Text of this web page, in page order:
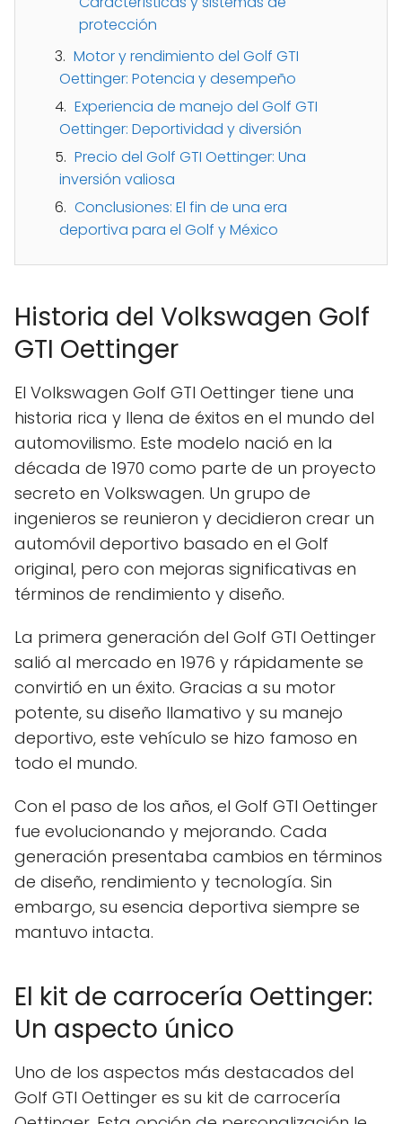
protección
Motor y rendimiento del Golf GTI
Oettinger: Potencia y desempeño
Experiencia de manejo del Golf GTI
Oettinger: Deportividad y diversión
Precio del Golf GTI Oettinger: Una
inversión valiosa
Conclusiones: El fin de una era
deportiva para el Golf y México
Historia del Volkswagen Golf
GTI Oettinger
El Volkswagen Golf GTI Oettinger tiene una
historia rica y llena de éxitos en el mundo del
automovilismo. Este modelo nació en la
década de 1970 como parte de un proyecto
secreto en Volkswagen. Un grupo de
ingenieros se reunieron y decidieron crear un
automóvil deportivo basado en el Golf
original, pero con mejoras significativas en
términos de rendimiento y diseño.
La primera generación del Golf GTI Oettinger
salió al mercado en 1976 y rápidamente se
convirtió en un éxito. Gracias a su motor
potente, su diseño llamativo y su manejo
deportivo, este vehículo se hizo famoso en
todo el mundo.
Con el paso de los años, el Golf GTI Oettinger
fue evolucionando y mejorando. Cada
generación presentaba cambios en términos
de diseño, rendimiento y tecnología. Sin
embargo, su esencia deportiva siempre se
mantuvo intacta.
El kit de carrocería Oettinger:
Un aspecto único
Uno de los aspectos más destacados del
Golf GTI Oettinger es su kit de carrocería